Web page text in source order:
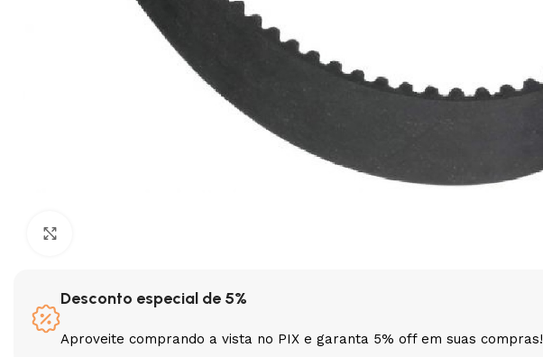
A
Desconto especial de 5%
Aproveite comprando a vista no PIX e garanta 5% off em suas compras!